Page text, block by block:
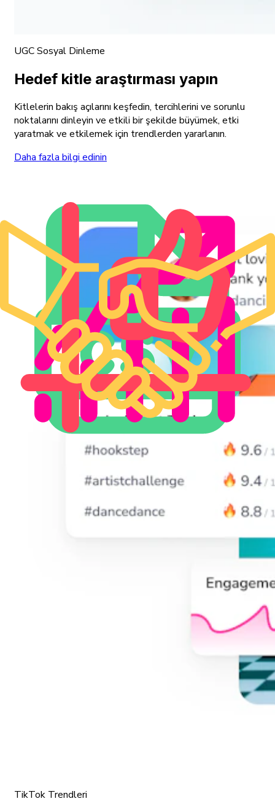
UGC Sosyal Dinleme
Hedef kitle araştırması yapın
Kitlelerin bakış açılarını keşfedin, tercihlerini ve sorunlu
noktalarını dinleyin ve etkili bir şekilde büyümek, etki
yaratmak ve etkilemek için trendlerden yararlanın.
Daha fazla bilgi edinin
TikTok Trendleri